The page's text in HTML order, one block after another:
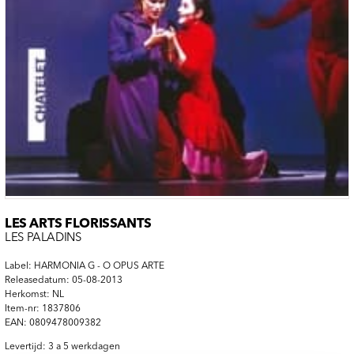
LES ARTS FLORISSANTS
LES PALADINS
Label: HARMONIA G - O OPUS ARTE
Releasedatum: 05-08-2013
Herkomst: NL
Item-nr: 1837806
EAN: 0809478009382
Levertijd: 3 a 5 werkdagen